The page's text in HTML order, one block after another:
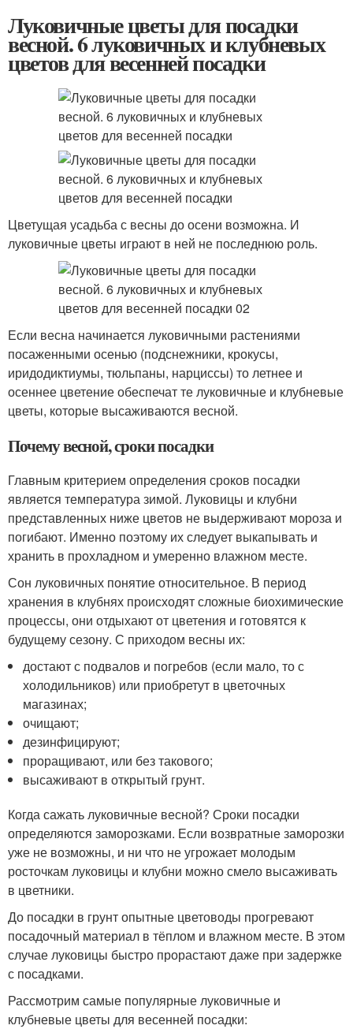
Луковичные цветы для посадки
весной. 6 луковичных и клубневых
цветов для весенней посадки
Цветущая усадьба с весны до осени возможна. И
луковичные цветы играют в ней не последнюю роль.
Если весна начинается луковичными растениями
посаженными осенью (подснежники, крокусы,
иридодиктиумы, тюльпаны, нарциссы) то летнее и
осеннее цветение обеспечат те луковичные и клубневые
цветы, которые высаживаются весной.
Почему весной, сроки посадки
Главным критерием определения сроков посадки
является температура зимой. Луковицы и клубни
представленных ниже цветов не выдерживают мороза и
погибают. Именно поэтому их следует выкапывать и
хранить в прохладном и умеренно влажном месте.
Сон луковичных понятие относительное. В период
хранения в клубнях происходят сложные биохимические
процессы, они отдыхают от цветения и готовятся к
будущему сезону. С приходом весны их:
достают с подвалов и погребов (если мало, то с
холодильников) или приобретут в цветочных
магазинах;
очищают;
дезинфицируют;
проращивают, или без такового;
высаживают в открытый грунт.
Когда сажать луковичные весной? Сроки посадки
определяются заморозками. Если возвратные заморозки
уже не возможны, и ни что не угрожает молодым
росточкам луковицы и клубни можно смело высаживать
в цветники.
До посадки в грунт опытные цветоводы прогревают
посадочный материал в тёплом и влажном месте. В этом
случае луковицы быстро прорастают даже при задержке
с посадками.
Рассмотрим самые популярные луковичные и
клубневые цветы для весенней посадки: